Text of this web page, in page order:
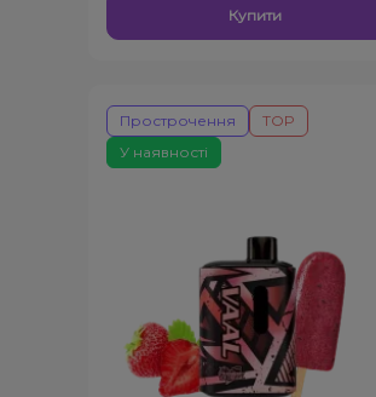
Купити
У наявності
Прострочення TOP